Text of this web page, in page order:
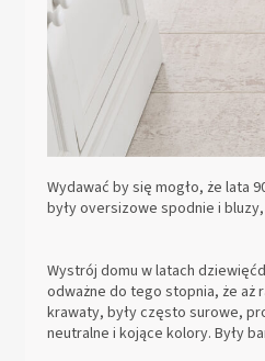
Wydawać by się mogło, że lata
były oversizowe spodnie i
Wystrój domu w latach
odważne do tego stopnia, że aż
krawaty, były często surowe,
neutralne i kojące kolory. Były